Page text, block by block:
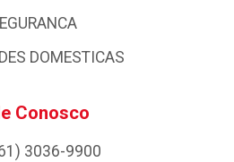
DOMESTICAS
Conosco
3036-9900